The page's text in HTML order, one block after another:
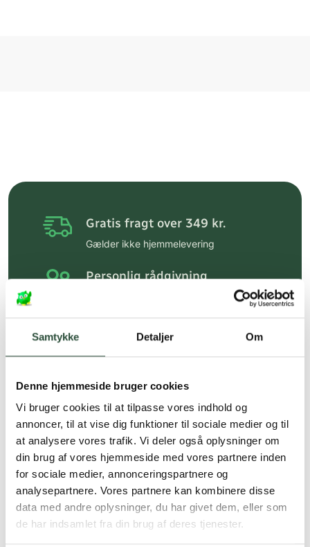
Samtykke Detaljer Om
Denne hjemmeside bruger cookies
Vi bruger cookies til at tilpasse vores indhold og
annoncer, til at vise dig funktioner til sociale medier og til
at analysere vores trafik. Vi deler også oplysninger om
din brug af vores hjemmeside med vores partnere inden
for sociale medier, annonceringspartnere og
analysepartnere. Vores partnere kan kombinere disse
data med andre oplysninger, du har givet dem, eller som
de har indsamlet fra din brug af deres tjenester.
Gratis fragt over 349 kr.
Gælder ikke hjemmelevering
Personlig rådgivning
Hurtig levering (30 min. i Kbh)
Faste lave priser*
*Gælder ikke ernæringsprodukter.
Stort udvalg af kendte
produkter
Vi tilbyder et stort udvalg af kendte
cremer, vitaminer og andre spændende
produkter – altid til fast lav pris.
Læs mere om Uglecare.dk her